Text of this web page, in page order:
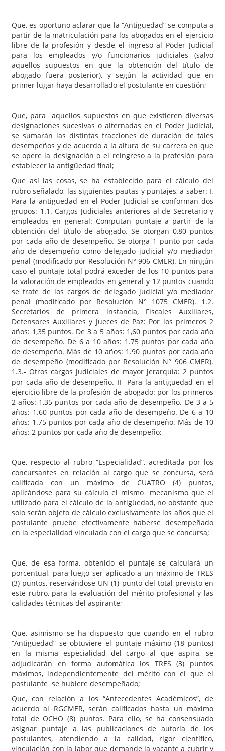
Que, es oportuno aclarar que la “Antigüedad” se computa a
partir de la matriculación para los abogados en el ejercicio
libre de la profesión y desde el ingreso al Poder Judicial
para los empleados y/o funcionarios judiciales (salvo
aquellos supuestos en que la obtención del título de
abogado fuera posterior), y según la actividad que en
primer lugar haya desarrollado el postulante en cuestión;
Que, para aquellos supuestos en que existieren diversas
designaciones sucesivas o alternadas en el Poder Judicial,
se sumarán las distintas fracciones de duración de tales
desempeños y de acuerdo a la altura de su carrera en que
se opere la designación o el reingreso a la profesión para
establecer la antigüedad final;
Que así las cosas, se ha establecido para el cálculo del
rubro señalado, las siguientes pautas y puntajes, a saber: I.
Para la antigüedad en el Poder Judicial se conforman dos
grupos: 1.1. Cargos Judiciales anteriores al de Secretario y
empleados en general: Computan puntaje a partir de la
obtención del título de abogado. Se otorgan 0,80 puntos
por cada año de desempeño. Se otorga 1 punto por cada
año de desempeño como delegado judicial y/o mediador
penal (modificado por Resolución N° 906 CMER). En ningún
caso el puntaje total podrá exceder de los 10 puntos para
la valoración de empleados en general y 12 puntos cuando
se trate de los cargos de delegado judicial y/o mediador
penal (modificado por Resolución N° 1075 CMER). 1.2.
Secretarios de primera instancia, Fiscales Auxiliares,
Defensores Auxiliares y Jueces de Paz: Por los primeros 2
años: 1,35 puntos. De 3 a 5 años: 1,60 puntos por cada año
de desempeño. De 6 a 10 años: 1.75 puntos por cada año
de desempeño. Más de 10 años: 1.90 puntos por cada año
de desempeño (modificado por Resolución N° 906 CMER).
1.3.- Otros cargos judiciales de mayor jerarquía: 2 puntos
por cada año de desempeño. II- Para la antigüedad en el
ejercicio libre de la profesión de abogado: por los primeros
2 años: 1,35 puntos por cada año de desempeño. De 3 a 5
años: 1.60 puntos por cada año de desempeño. De 6 a 10
años: 1.75 puntos por cada año de desempeño. Más de 10
años: 2 puntos por cada año de desempeño;
Que, respecto al rubro “Especialidad”, acreditada por los
concursantes en relación al cargo que se concursa, será
calificada con un máximo de CUATRO (4) puntos,
aplicándose para su cálculo el mismo mecanismo que el
utilizado para el cálculo de la antigüedad, no obstante que
solo serán objeto de cálculo exclusivamente los años que el
postulante pruebe efectivamente haberse desempeñado
en la especialidad vinculada con el cargo que se concursa;
Que, de esa forma, obtenido el puntaje se calculará un
porcentual, para luego ser aplicado a un máximo de TRES
(3) puntos, reservándose UN (1) punto del total previsto en
este rubro, para la evaluación del mérito profesional y las
calidades técnicas del aspirante;
Que, asimismo se ha dispuesto que cuando en el rubro
“Antigüedad” se obtuviere el puntaje máximo (18 puntos)
en la misma especialidad del cargo al que aspira, se
adjudicarán en forma automática los TRES (3) puntos
máximos, independientemente del mérito con el que el
postulante se hubiere desempeñado;
Que, con relación a los “Antecedentes Académicos”, de
acuerdo al RGCMER, serán calificados hasta un máximo
total de OCHO (8) puntos. Para ello, se ha consensuado
asignar puntaje a las publicaciones de autoría de los
postulantes, atendiendo a la calidad, rigor científico,
vinculación con la labor que demande la vacante a cubrir y